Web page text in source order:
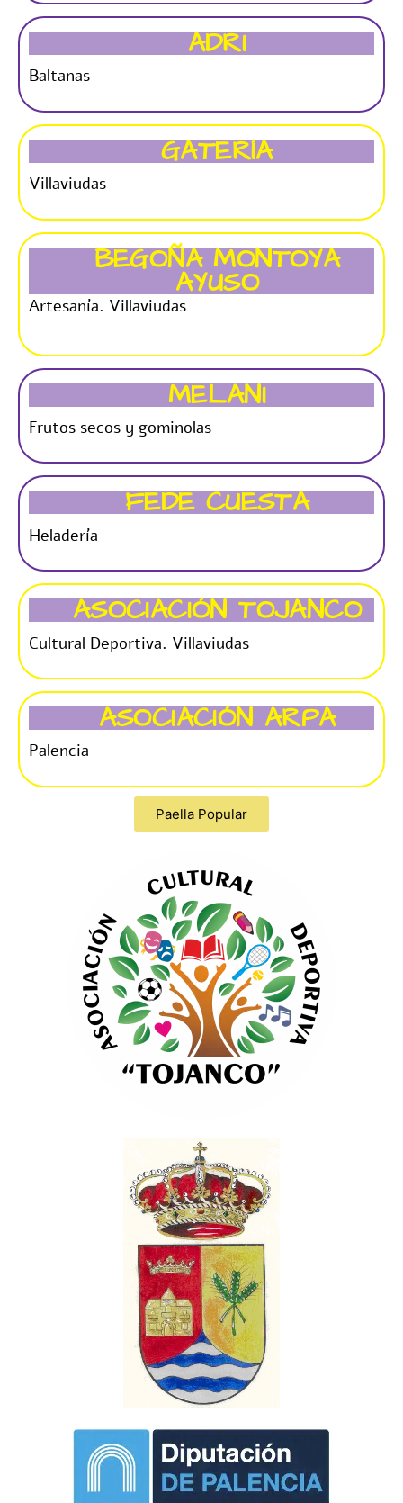
ADRI
Baltanas
GATERÍA
Villaviudas
BEGOÑA MONTOYA
AYUSO
Artesanía. Villaviudas
MELANI
Frutos secos y gominolas
FEDE CUESTA
Heladería
ASOCIACIÓN TOJANCO
Cultural Deportiva. Villaviudas
ASOCIACIÓN ARPA
Palencia
Paella Popular